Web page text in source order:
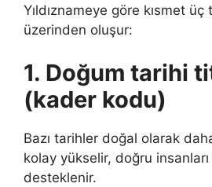
Yıldıznameye göre kısmet
üzerinden oluşur:
1. Doğum tarihi
(kader kodu)
Bazı tarihler doğal olarak daha
kolay yükselir, doğru
desteklenir.